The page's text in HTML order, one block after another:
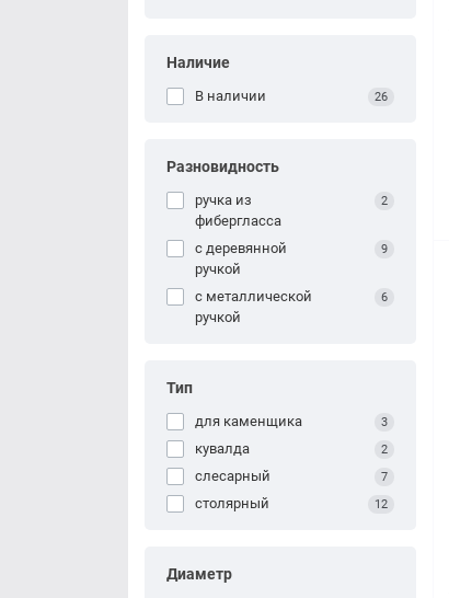
Наличие
В наличии 26
Разновидность
ручка из
фибергласса
2
с деревянной
ручкой
9
с металлической
ручкой
6
Тип
для каменщика 3
кувалда 2
слесарный 7
столярный 12
Диаметр